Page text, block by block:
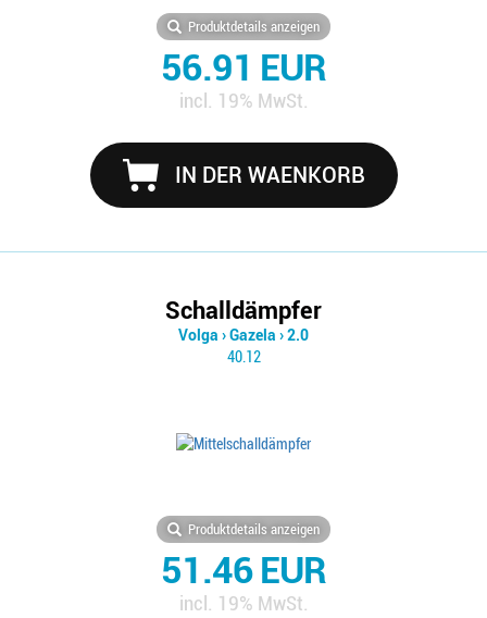
Produktdetails anzeigen
56.91 EUR
incl. 19% MwSt.
IN DER WAENKORB
Schalldämpfer
Volga ›Gazela ›2.0
40.12
Produktdetails anzeigen
51.46 EUR
incl. 19% MwSt.